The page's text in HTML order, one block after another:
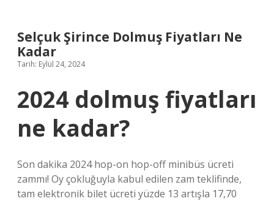
Selçuk Şirince Dolmuş Fiyatları Ne
Kadar
Tarih: Eylül 24, 2024
2024 dolmuş fiyatları
ne kadar?
Son dakika 2024 hop-on hop-off minibüs ücreti
zammı! Oy çokluğuyla kabul edilen zam teklifinde,
tam elektronik bilet ücreti yüzde 13 artışla 17,70